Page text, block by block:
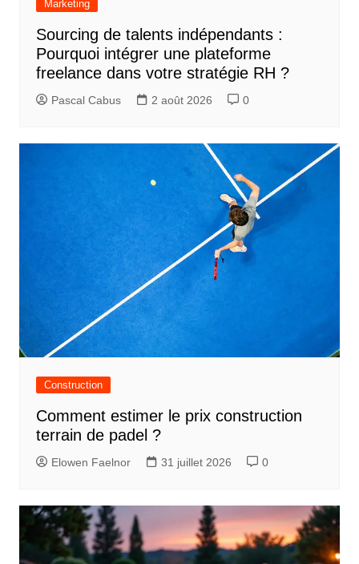
Marketing
Sourcing de talents indépendants :
Pourquoi intégrer une plateforme
freelance dans votre stratégie RH ?
Pascal Cabus 2 août 2026 0
Construction
Comment estimer le prix construction
terrain de padel ?
Elowen Faelnor 31 juillet 2026 0